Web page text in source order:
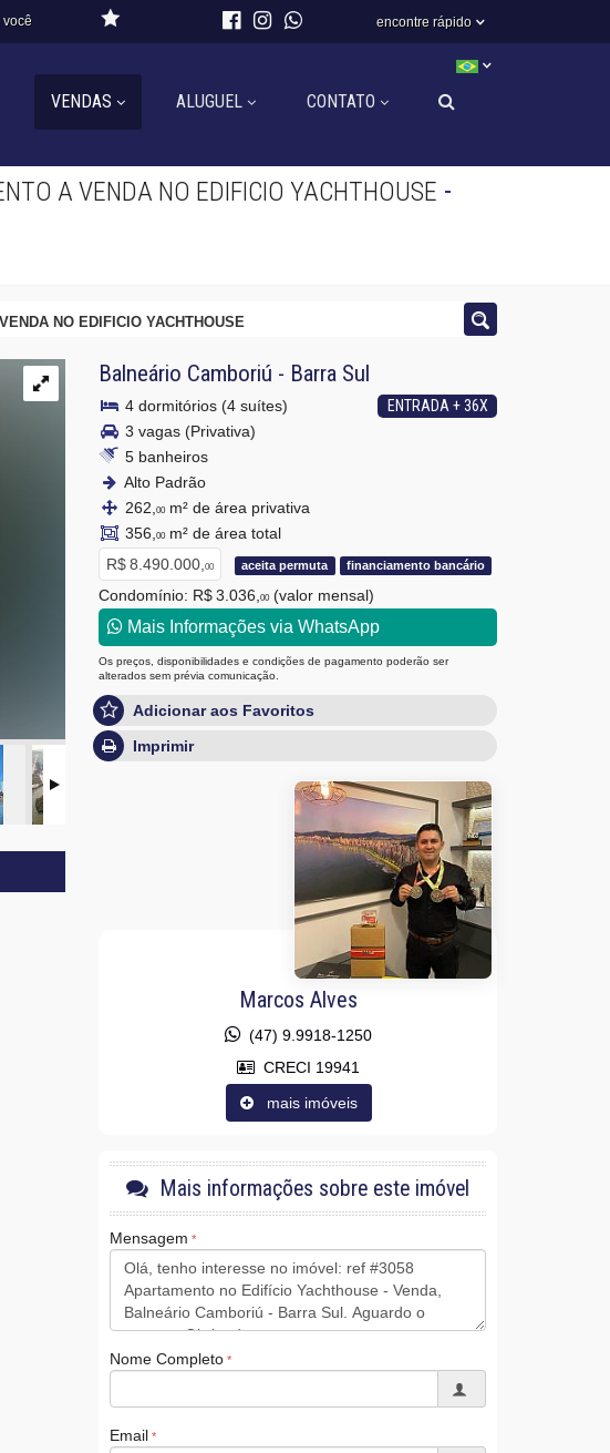
você encontre rápido
VENDAS ALUGUEL CONTATO
A VENDA NO EDIFICIO YACHTHOUSE -
NO EDIFICIO YACHTHOUSE
Balneário Camboriú - Barra Sul
ENTRADA + 36X
4 dormitórios (4 suítes)
3 vagas (Privativa)
5 banheiros
Alto Padrão
262, 00m² de área privativa
356, 00m² de área total
R$ 8.490.000, 00 aceita permuta financiamento bancário
Condomínio: R$ 3.036, 00 (valor mensal)
Mais Informações via WhatsApp
Os preços, disponibilidades e condições de pagamento poderão ser
alterados sem prévia comunicação.
Adicionar aos Favoritos
Imprimir
Marcos Alves
(47) 9.9918-1250
CRECI 19941
mais imóveis
Mais informações sobre este imóvel
Mensagem
Nome Completo
Email